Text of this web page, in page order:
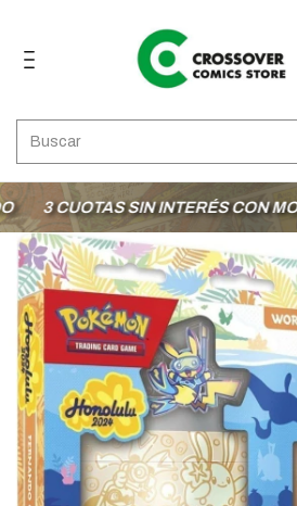
3 CUOTAS SIN INTERÉS CON MODO